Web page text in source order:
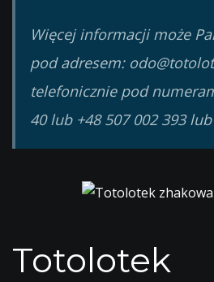
Więcej informacji może
pod adresem:
telefonicznie pod
40 lub +48 507 002 393
Totolotek